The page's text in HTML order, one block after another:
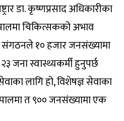
डा. कृष्णप्रसाद अधिकारीका
चिकित्सकको अभाव
संगठनले १० हजार जनसंख्यामा
जना स्वास्थ्यकर्मी हुनुपर्छ
लागि हो, विशेषज्ञ सेवाका
त ९०० जनसंख्यामा एक